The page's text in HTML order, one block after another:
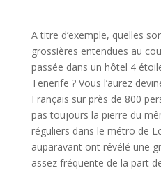
A titre d’exemple, quelles
grossières entendues au
passée dans un hôtel 4
Tenerife ? Vous l’aurez
Français sur près de 800
pas toujours la pierre du
réguliers dans le métro de
auparavant ont révélé une
assez fréquente de la part